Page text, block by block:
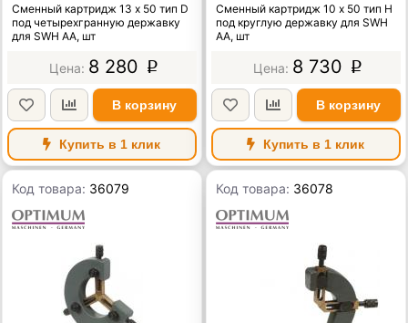
Сменный картридж 13 х 50 тип D
под четырехгранную державку
для SWH AА, шт
8 280 p
В корзину
Купить в 1 клик
Сменный картридж 10 х 50 тип H
под круглую державку для SWH
AA, шт
8 730 p
В корзину
Купить в 1 клик
Код товара: 36079 Код товара: 36078